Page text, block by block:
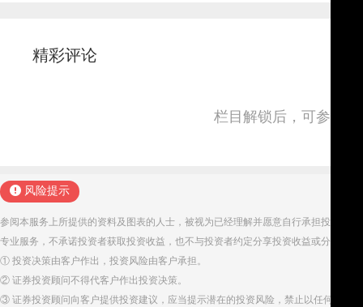
精彩评论
栏目解锁后，可参与
风险提示
参阅本服务上所提供的资料及图表的人士，被视为已经理解并愿意自行承担投资服
专业服务，不承诺投资者获取投资收益，也不与投资者约定分享投资收益或分担投
① 投资决策由客户作出，投资风险由客户承担。
② 证券投资顾问不得代客户作出投资决策。
③ 证券投资顾问向客户提供投资建议，应当提示潜在的投资风险，禁止以任何方式